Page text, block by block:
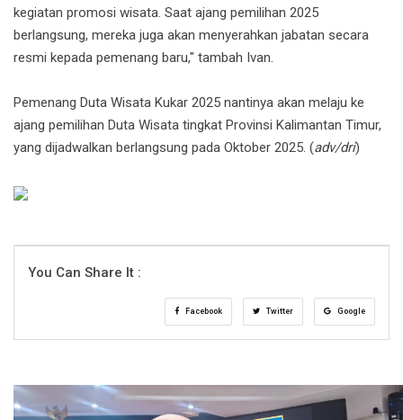
kegiatan promosi wisata. Saat ajang pemilihan 2025
berlangsung, mereka juga akan menyerahkan jabatan secara
resmi kepada pemenang baru," tambah Ivan.
Pemenang Duta Wisata Kukar 2025 nantinya akan melaju ke
ajang pemilihan Duta Wisata tingkat Provinsi Kalimantan Timur,
yang dijadwalkan berlangsung pada Oktober 2025. (adv/dri)
You Can Share It :
Facebook Twitter Google